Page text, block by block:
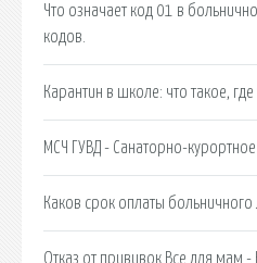
Что означает код 01 в
кодов.
Карантин в школе: что такое, где
МСЧ ГУВД - Санаторно-курортное
Каков срок оплаты больничного
Отказ от прививок Все для мам -